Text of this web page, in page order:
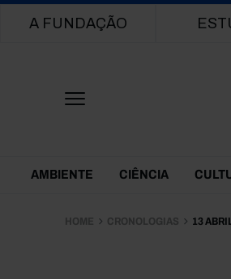
Main navigation
A FUNDAÇÃO
Themes Menu
AMBIENTE CIÊNCIA
HOME CRONOLOGIAS 13